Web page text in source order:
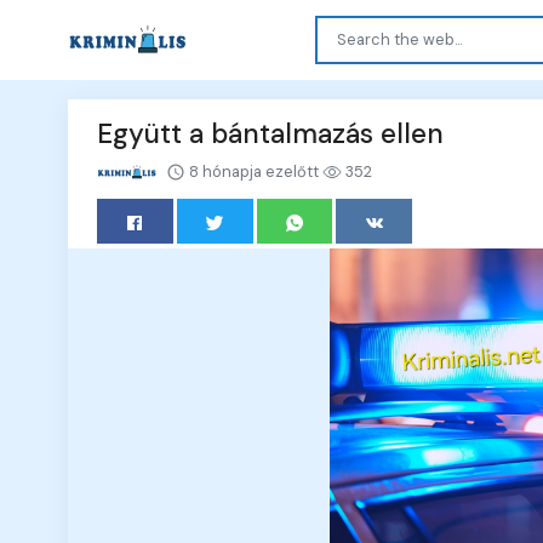
Együtt a bántalmazás ellen
8 hónapja ezelőtt 352